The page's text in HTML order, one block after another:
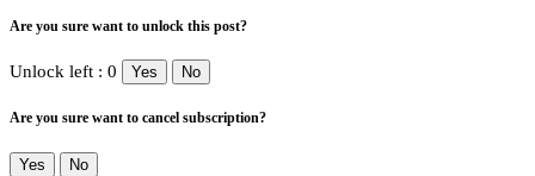
Are you sure want to unlock this post?
Unlock left : 0 Yes No
Are you sure want to cancel subscription?
Yes No